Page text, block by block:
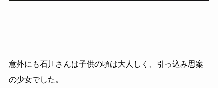
意外にも石川さんは子供の頃は大人しく、引っ込み思案
の少女でした。